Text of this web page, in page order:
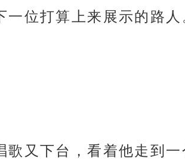
位打算上来展示的路人
又下台，看着他走到